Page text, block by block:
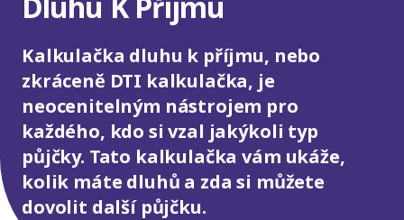
Kalkulačka dluhu k příjmu, nebo
zkráceně DTI kalkulačka, je
neocenitelným nástrojem pro
každého, kdo si vzal jakýkoli typ
půjčky. Tato kalkulačka vám ukáže,
kolik máte dluhů a zda si můžete
dovolit další půjčku.